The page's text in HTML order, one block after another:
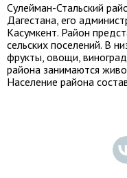
Сулейман-Стальский
Дагестана, его
Касумкент. Район
сельских поселений. В
фрукты, овощи,
района занимаются
Население района